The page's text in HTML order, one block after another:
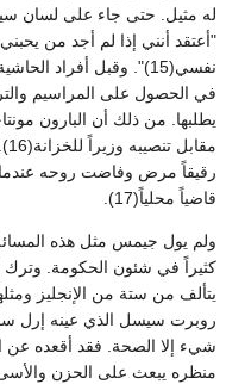
له مثيل. حتى جاء على لسان
"أعتقد أنني إذا لم أجد من
نفسي(15)". وقبل أفراد
في الحصول على المراسيم
يطلبها. من ذلك أن البارون
رقيقاً مرض وفاضت روحه عندما
قاضياً محلياً(17).
ولم يول جيمس مثل هذه المسائل
كثيراً في شئون الحكومة. وترك
يتألف من ستة من الإنجليز
شيء إلا الصحة. فقد أقعده عن
منظره يبعث على الحزن